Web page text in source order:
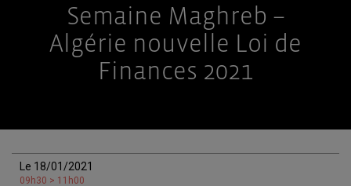
Semaine Maghreb –
Algérie nouvelle Loi de
Finances 2021
Le 18/01/2021
09h30 > 11h00